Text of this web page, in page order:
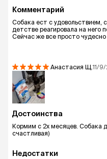
Комментарий
Собака ест с удовольствием,
детстве реагировала на него
Сейчас же все просто
Анастасия Щ.11/
Достоинства
Кормим с 2х месяцев. Собака
счастливая)
Недостатки